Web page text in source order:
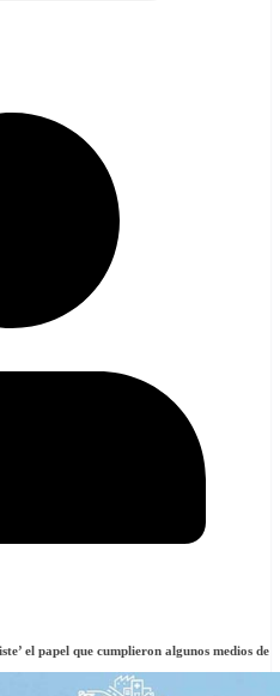
el papel que cumplieron algunos medios de